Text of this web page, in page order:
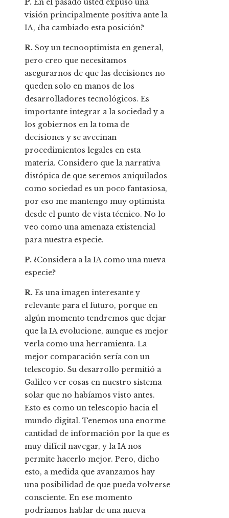
P. En el pasado usted expuso una
visión principalmente positiva ante la
IA, ¿ha cambiado esta posición?
R. Soy un tecnooptimista en general,
pero creo que necesitamos
asegurarnos de que las decisiones no
queden solo en manos de los
desarrolladores tecnológicos. Es
importante integrar a la sociedad y a
los gobiernos en la toma de
decisiones y se avecinan
procedimientos legales en esta
materia. Considero que la narrativa
distópica de que seremos aniquilados
como sociedad es un poco fantasiosa,
por eso me mantengo muy optimista
desde el punto de vista técnico. No lo
veo como una amenaza existencial
para nuestra especie.
P. ¿Considera a la IA como una nueva
especie?
R. Es una imagen interesante y
relevante para el futuro, porque en
algún momento tendremos que dejar
que la IA evolucione, aunque es mejor
verla como una herramienta. La
mejor comparación sería con un
telescopio. Su desarrollo permitió a
Galileo ver cosas en nuestro sistema
solar que no habíamos visto antes.
Esto es como un telescopio hacia el
mundo digital. Tenemos una enorme
cantidad de información por la que es
muy difícil navegar, y la IA nos
permite hacerlo mejor. Pero, dicho
esto, a medida que avanzamos hay
una posibilidad de que pueda volverse
consciente. En ese momento
podríamos hablar de una nueva